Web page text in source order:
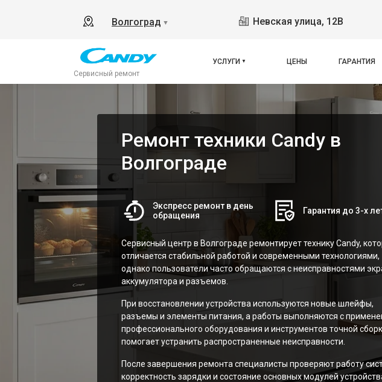
Волгоград ▼ Невская улица, 12В
Сервисный ремонт
УСЛУГИ ЦЕНЫ ГАРАНТИЯ
Ремонт техники Candy в
Волгограде
Экспресс ремонт в день
обращения
Гарантия до 3-х
Сервисный центр в Волгограде ремонтирует технику Candy,
отличается стабильной работой и современными технологиями,
однако пользователи часто обращаются с неисправностями
аккумулятора и разъемов.
При восстановлении устройства используются новые шлейфы,
разъемы и элементы питания, а работы выполняются с
профессионального оборудования и инструментов точной
помогает устранить распространенные неисправности.
После завершения ремонта специалисты проверяют работу
корректность зарядки и состояние основных модулей